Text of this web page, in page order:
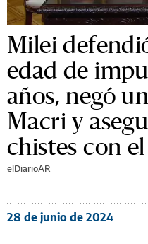
Milei
edad de
años, negó
Macri y
chistes con
elDiarioAR
28 de junio de 2024